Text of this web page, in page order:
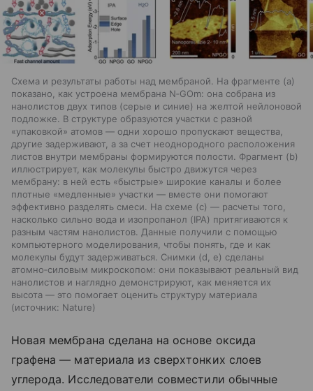
Схема и результаты работы над мембраной. На фрагменте (a)
показано, как устроена мембрана N‑GOm: она собрана из
нанолистов двух типов (серые и синие) на желтой нейлоновой
подложке. В структуре образуются участки с разной
«упаковкой» атомов — одни хорошо пропускают вещества,
другие задерживают, а за счет неоднородного расположения
листов внутри мембраны формируются полости. Фрагмент (b)
иллюстрирует, как молекулы быстро движутся через
мембрану: в ней есть «быстрые» широкие каналы и более
плотные «медленные» участки — вместе они помогают
эффективно разделять смеси. На схеме (c) — расчеты того,
насколько сильно вода и изопропанол (IPA) притягиваются к
разным частям нанолистов. Данные получили с помощью
компьютерного моделирования, чтобы понять, где и как
молекулы будут задерживаться. Снимки (d, e) сделаны
атомно‑силовым микроскопом: они показывают реальный вид
нанолистов и наглядно демонстрируют, как меняется их
высота — это помогает оценить структуру материала
источник: Nature
Новая мембрана сделана на основе оксида
графена — материала из сверхтонких слоев
углерода. Исследователи совместили обычные